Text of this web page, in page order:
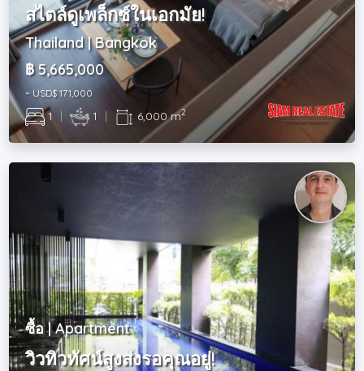
สไตล์ดูเพล็กซ์ในเอกมัย!
Thailand | Bangkok
฿ 5,665,000
~ USD$ 171,000
1 | 1 | 6,000 m2
ซื้อ | Apartment
วิวทิวทัศน์สูงส่งรอคุณอยู่!